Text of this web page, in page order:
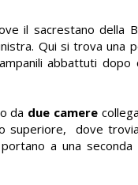
il sacrestano della
Qui si trova una
abbattuti
da due camere
superiore, dove
a una